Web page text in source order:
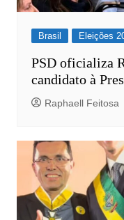
Brasil Eleições
PSD oficializa
candidato à
Raphaell Feitosa